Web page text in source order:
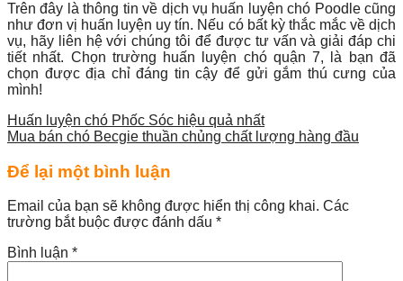
Trên đây là thông tin về dịch vụ huấn luyện chó Poodle cũng
như đơn vị huấn luyện uy tín. Nếu có bất kỳ thắc mắc về dịch
vụ, hãy liên hệ với chúng tôi để được tư vấn và giải đáp chi
tiết nhất. Chọn trường huấn luyện chó quận 7, là bạn đã
chọn được địa chỉ đáng tin cậy để gửi gắm thú cưng của
mình!
Huấn luyện chó Phốc Sóc hiệu quả nhất
Mua bán chó Becgie thuần chủng chất lượng hàng đầu
Để lại một bình luận
Email của bạn sẽ không được hiển thị công khai. Các
trường bắt buộc được đánh dấu *
Bình luận *